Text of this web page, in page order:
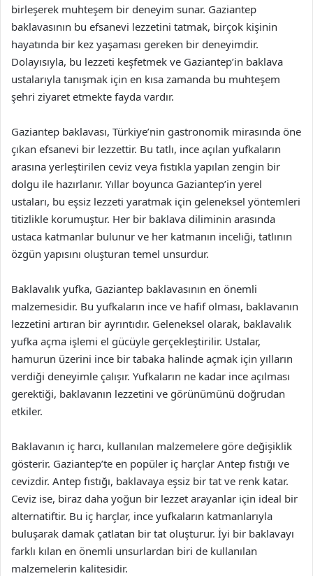
birleşerek muhteşem bir deneyim sunar. Gaziantep
baklavasının bu efsanevi lezzetini tatmak, birçok kişinin
hayatında bir kez yaşaması gereken bir deneyimdir.
Dolayısıyla, bu lezzeti keşfetmek ve Gaziantep’in baklava
ustalarıyla tanışmak için en kısa zamanda bu muhteşem
şehri ziyaret etmekte fayda vardır.
Gaziantep baklavası, Türkiye’nin gastronomik mirasında öne
çıkan efsanevi bir lezzettir. Bu tatlı, ince açılan yufkaların
arasına yerleştirilen ceviz veya fıstıkla yapılan zengin bir
dolgu ile hazırlanır. Yıllar boyunca Gaziantep’in yerel
ustaları, bu eşsiz lezzeti yaratmak için geleneksel yöntemleri
titizlikle korumuştur. Her bir baklava diliminin arasında
ustaca katmanlar bulunur ve her katmanın inceliği, tatlının
özgün yapısını oluşturan temel unsurdur.
Baklavalık yufka, Gaziantep baklavasının en önemli
malzemesidir. Bu yufkaların ince ve hafif olması, baklavanın
lezzetini artıran bir ayrıntıdır. Geleneksel olarak, baklavalık
yufka açma işlemi el gücüyle gerçekleştirilir. Ustalar,
hamurun üzerini ince bir tabaka halinde açmak için yılların
verdiği deneyimle çalışır. Yufkaların ne kadar ince açılması
gerektiği, baklavanın lezzetini ve görünümünü doğrudan
etkiler.
Baklavanın iç harcı, kullanılan malzemelere göre değişiklik
gösterir. Gaziantep’te en popüler iç harçlar Antep fıstığı ve
cevizdir. Antep fıstığı, baklavaya eşsiz bir tat ve renk katar.
Ceviz ise, biraz daha yoğun bir lezzet arayanlar için ideal bir
alternatiftir. Bu iç harçlar, ince yufkaların katmanlarıyla
buluşarak damak çatlatan bir tat oluşturur. İyi bir baklavayı
farklı kılan en önemli unsurlardan biri de kullanılan
malzemelerin kalitesidir.